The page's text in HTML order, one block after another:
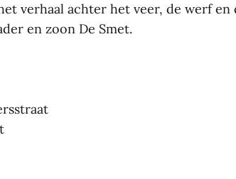
verhaal achter het veer, de werf en
en zoon De Smet.